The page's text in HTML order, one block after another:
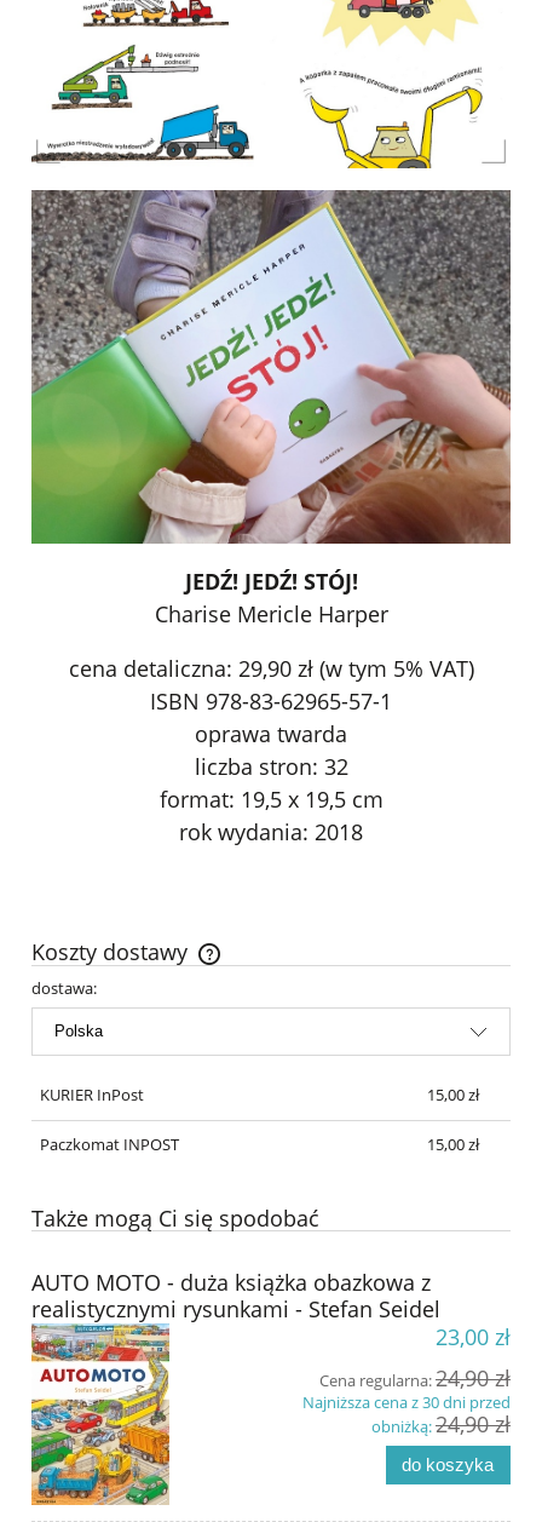
JEDŹ! JEDŹ! STÓJ!
Charise Mericle Harper
cena detaliczna: 29,90 zł (w tym 5% VAT)
ISBN 978-83-62965-57-1
oprawa twarda
liczba stron: 32
format: 19,5 x 19,5 cm
rok wydania: 2018
Koszty dostawy
dostawa:
KURIER InPost 15,00 zł
Paczkomat INPOST 15,00 zł
Także mogą Ci się spodobać
AUTO MOTO - duża książka obazkowa z
realistycznymi rysunkami - Stefan Seidel
23,00 zł
Cena regularna:24,90 zł
Najniższa cena z 30 dni przed
obniżką:24,90 zł
do koszyka